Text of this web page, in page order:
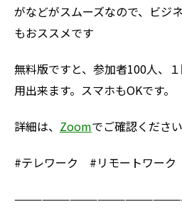
がなどがスムーズなので、ビジ
もおススメです
無料版ですと、参加者100人、
用出来ます。スマホもOKです。
詳細は、 Zoomでご確認ください
#テレワーク #リモートワー